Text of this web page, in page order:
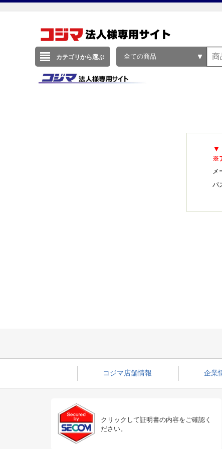
カテゴリから選ぶ 全ての商品
▼
※
メ
パ
コジマ店舗情報 企業
クリックして証明書の内容をご確認く
ださい。